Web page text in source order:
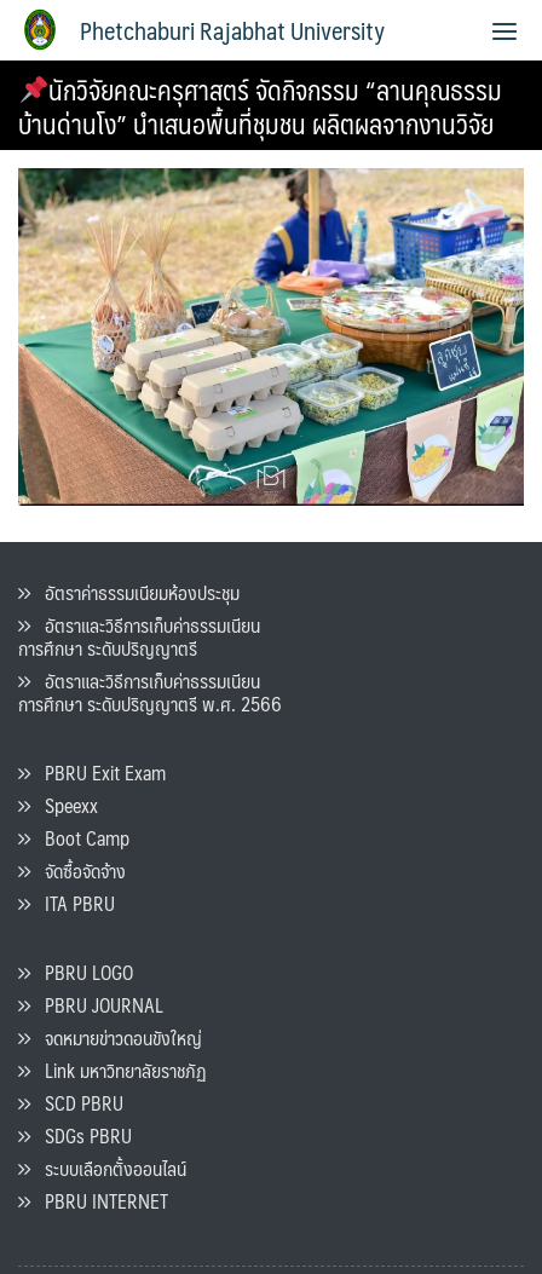
Phetchaburi Rajabhat University
นักวิจัยคณะครุศาสตร์ จัดกิจกรรม “ลานคุณธรรม
บ้านด่านโง” นำเสนอพื้นที่ชุมชน ผลิตผลจากงานวิจัย
อัตราค่าธรรมเนียมห้องประชุม
อัตราและวิธีการเก็บค่าธรรมเนียน
การศึกษา ระดับปริญญาตรี
อัตราและวิธีการเก็บค่าธรรมเนียน
การศึกษา ระดับปริญญาตรี พ.ศ. 2566
PBRU Exit Exam
Speexx
Boot Camp
จัดซื้อจัดจ้าง
ITA PBRU
PBRU LOGO
PBRU JOURNAL
จดหมายข่าวดอนขังใหญ่
Link มหาวิทยาลัยราชภัฏ
SCD PBRU
SDGs PBRU
ระบบเลือกตั้งออนไลน์
PBRU INTERNET